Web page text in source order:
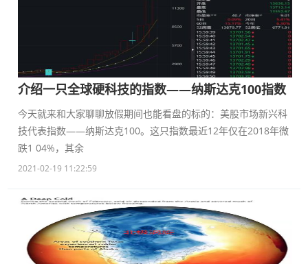
介绍一只全球硬科技的指数——纳斯达克100指数
今天就来和大家聊聊放假期间也能看盘的标的：美股市场新兴科
技代表指数——纳斯达克100。这只指数最近12年仅在2018年微
跌1 04%，其余
2021-02-19 11:22:59